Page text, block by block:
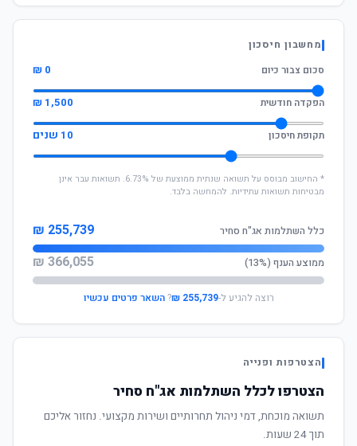
מחשבון חיסכון
סכום צבור כיום
0 ₪
הפקדה חודשית 1,500 ₪
תקופת חיסכון 10 שנים
* החישוב מבוסס על תשואה שנתית ממוצעת של 6.73%. תשואות עבר אינן
מבטיחות תשואות עתידיות. להמחשה בלבד.
כלל השתלמות אג"ח סחיר 255,739 ₪
ממוצע הענף (13%) 366,055 ₪
רוצה להגיע ל-255,739 ₪
?השאר פרטים עכשיו
הצטרפות ופנייה
הצטרפו לכלל השתלמות אג"ח סחיר
תשואה מוכחת, דמי ניהול תחרותיים ושירות מקצועי. נחזור אליכם
תוך 24 שעות.